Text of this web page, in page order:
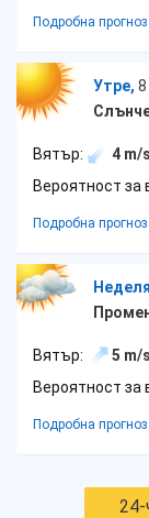
Подробна
Утре, 8
Вятър: 4 m/s
Вероятност за
Подробна
Вятър: 5 m/s
Вероятност за
Подробна
24-